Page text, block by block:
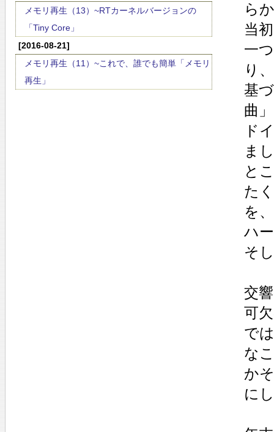
メモリ再生（13）~RTカーネルバージョンの
「Tiny Core」
[2016-08-21]
メモリ再生（11）~これで、誰でも簡単「メモリ
再生」
ら
当
一
り
基
曲
ド
ま
と
た
を
ハ
そ
交
可
で
な
か
に